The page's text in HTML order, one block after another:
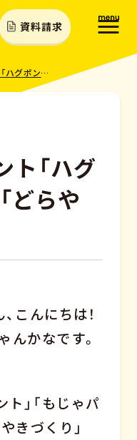
資料請求
11月教室イベント「ハグポンディナー」「どらやきづくり」
ト「ハグ
どらや
こんにちは！
んかなです。
」「もじゃパ
きづくり」